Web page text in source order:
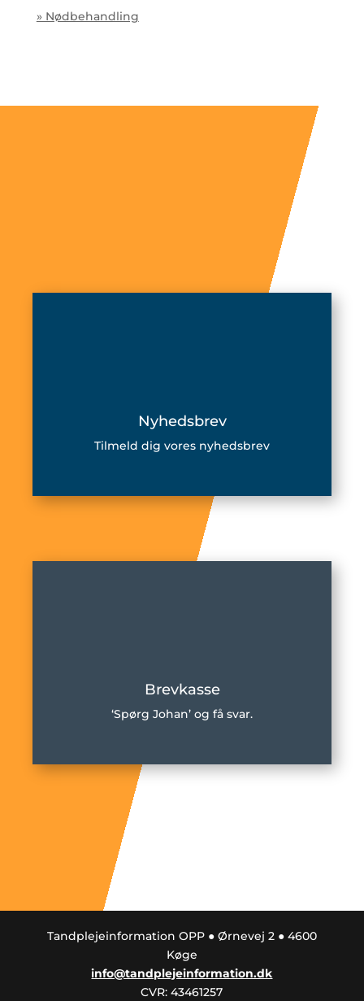
» Nødbehandling
Nyhedsbrev
Tilmeld dig vores nyhedsbrev
Brevkasse
‘Spørg Johan’ og få svar.
Tandplejeinformation OPP ● Ørnevej 2 ● 4600
Køge
info@tandplejeinformation.dk
CVR: 43461257